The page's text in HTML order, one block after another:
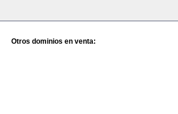
Otros dominios en venta: